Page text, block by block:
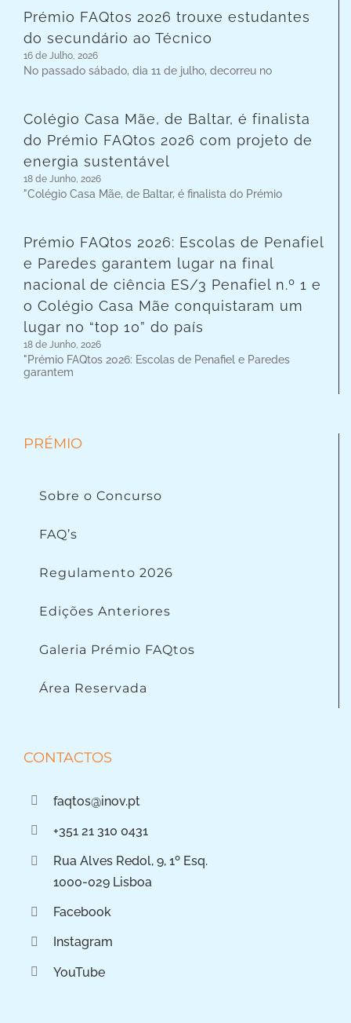
Prémio FAQtos 2026 trouxe estudantes
do secundário ao Técnico
16 de Julho, 2026
No passado sábado, dia 11 de julho, decorreu no
Colégio Casa Mãe, de Baltar, é finalista
do Prémio FAQtos 2026 com projeto de
energia sustentável
18 de Junho, 2026
"Colégio Casa Mãe, de Baltar, é finalista do Prémio
Prémio FAQtos 2026: Escolas de Penafiel
e Paredes garantem lugar na final
nacional de ciência ES/3 Penafiel n.º 1 e
o Colégio Casa Mãe conquistaram um
lugar no “top 10” do país
18 de Junho, 2026
"Prémio FAQtos 2026: Escolas de Penafiel e Paredes
garantem
PRÉMIO
Sobre o Concurso
FAQ’s
Regulamento 2026
Edições Anteriores
Galeria Prémio FAQtos
Área Reservada
CONTACTOS
faqtos@inov.pt
+351 21 310 0431
Rua Alves Redol, 9, 1º Esq.
1000-029 Lisboa
Facebook
Instagram
YouTube